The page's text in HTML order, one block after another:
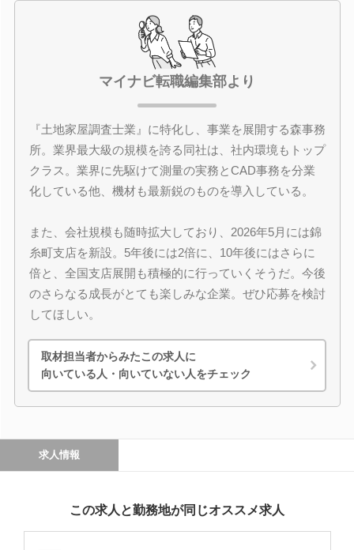
マイナビ転職編集部より
『土地家屋調査士業』に特化し、事業を展開する森事務
所。業界最大級の規模を誇る同社は、社内環境もトップ
クラス。業界に先駆けて測量の実務とCAD事務を分業
化している他、機材も最新鋭のものを導入している。
また、会社規模も随時拡大しており、2026年5月には錦
糸町支店を新設。5年後には2倍に、10年後にはさらに
倍と、全国支店展開も積極的に行っていくそうだ。今後
のさらなる成長がとても楽しみな企業。ぜひ応募を検討
してほしい。
取材担当者からみたこの求人に
向いている人・向いていない人をチェック
求人情報
この求人と勤務地が同じオススメ求人